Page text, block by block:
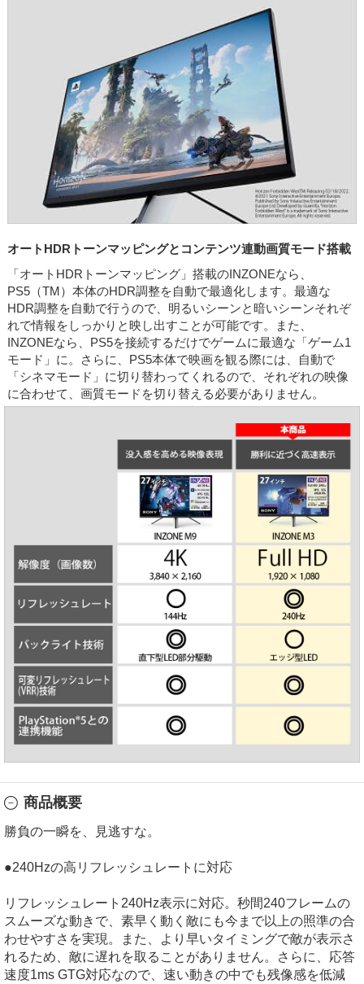
オートHDRトーンマッピングとコンテンツ連動画質モード搭載
「オートHDRトーンマッピング」搭載のINZONEなら、
PS5（TM）本体のHDR調整を自動で最適化します。最適な
HDR調整を自動で行うので、明るいシーンと暗いシーンそれぞ
れで情報をしっかりと映し出すことが可能です。また、
INZONEなら、PS5を接続するだけでゲームに最適な「ゲーム1
モード」に。さらに、PS5本体で映画を観る際には、自動で
「シネマモード」に切り替わってくれるので、それぞれの映像
に合わせて、画質モードを切り替える必要がありません。
商品概要
勝負の一瞬を、見逃すな。
●240Hzの高リフレッシュレートに対応
リフレッシュレート240Hz表示に対応。秒間240フレームの
スムーズな動きで、素早く動く敵にも今まで以上の照準の合
わせやすさを実現。また、より早いタイミングで敵が表示さ
れるため、敵に遅れを取ることがありません。さらに、応答
速度1ms GTG対応なので、速い動きの中でも残像感を低減